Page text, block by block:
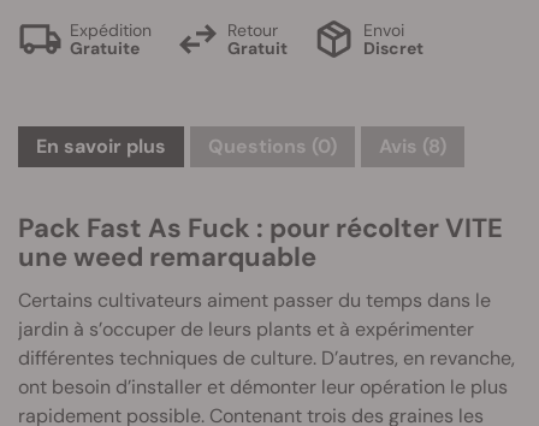
Expédition
Gratuite
Retour
Gratuit
Envoi
Discret
En savoir plus Questions (0) Avis (8)
Pack Fast As Fuck : pour récolter VITE
une weed remarquable
Certains cultivateurs aiment passer du temps dans le
jardin à s’occuper de leurs plants et à expérimenter
différentes techniques de culture. D’autres, en revanche,
ont besoin d’installer et démonter leur opération le plus
rapidement possible. Contenant trois des graines les